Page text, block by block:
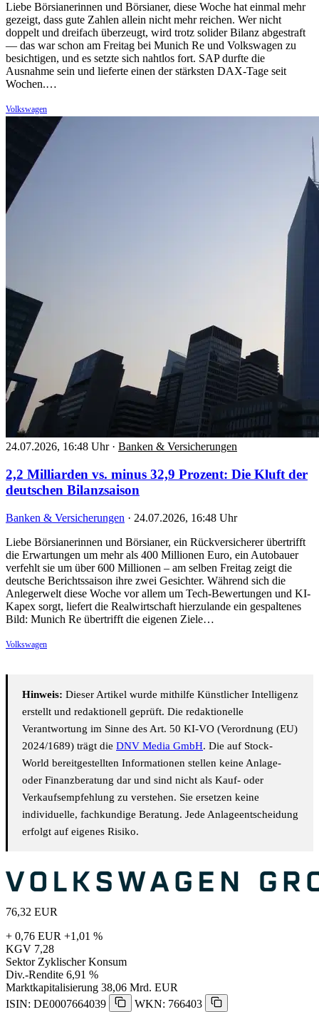
Liebe Börsianerinnen und Börsianer, diese Woche hat einmal mehr
gezeigt, dass gute Zahlen allein nicht mehr reichen. Wer nicht
doppelt und dreifach überzeugt, wird trotz solider Bilanz abgestraft
— das war schon am Freitag bei Munich Re und Volkswagen zu
besichtigen, und es setzte sich nahtlos fort. SAP durfte die
Ausnahme sein und lieferte einen der stärksten DAX-Tage seit
Wochen.…
Volkswagen
24.07.2026, 16:48 Uhr · Banken & Versicherungen
2,2 Milliarden vs. minus 32,9 Prozent: Die Kluft der
deutschen Bilanzsaison
Banken & Versicherungen · 24.07.2026, 16:48 Uhr
Liebe Börsianerinnen und Börsianer, ein Rückversicherer übertrifft
die Erwartungen um mehr als 400 Millionen Euro, ein Autobauer
verfehlt sie um über 600 Millionen – am selben Freitag zeigt die
deutsche Berichtssaison ihre zwei Gesichter. Während sich die
Anlegerwelt diese Woche vor allem um Tech-Bewertungen und KI-
Kapex sorgt, liefert die Realwirtschaft hierzulande ein gespaltenes
Bild: Munich Re übertrifft die eigenen Ziele…
Volkswagen
Hinweis: Dieser Artikel wurde mithilfe Künstlicher Intelligenz
erstellt und redaktionell geprüft. Die redaktionelle
Verantwortung im Sinne des Art. 50 KI-VO (Verordnung (EU)
2024/1689) trägt die DNV Media GmbH. Die auf Stock-
World bereitgestellten Informationen stellen keine Anlage-
oder Finanzberatung dar und sind nicht als Kauf- oder
Verkaufsempfehlung zu verstehen. Sie ersetzen keine
individuelle, fachkundige Beratung. Jede Anlageentscheidung
erfolgt auf eigenes Risiko.
76,32 EUR
+ 0,76 EUR +1,01 %
KGV 7,28
Sektor Zyklischer Konsum
Div.-Rendite 6,91 %
Marktkapitalisierung 38,06 Mrd. EUR
ISIN: DE0007664039
WKN: 766403